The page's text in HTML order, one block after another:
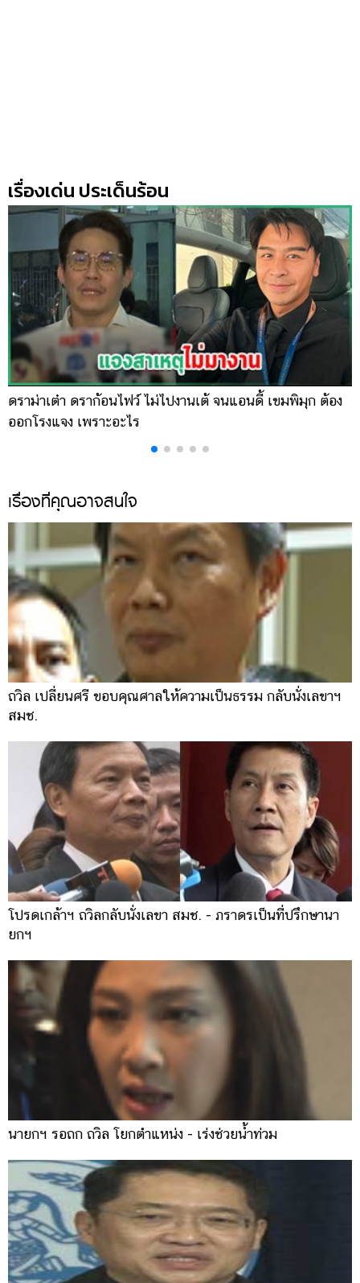
เรื่องเด่น ประเด็นร้อน
ดราม่าเต๋า ดราก้อนไฟว์ ไม่ไปงานเต้ จนแอนดี้ เขมพิมุก ต้อง
ออกโรงแจง เพราะอะไร
เรื่องที่คุณอาจสนใจ
ถวิล เปลี่ยนศรี ขอบคุณศาลให้ความเป็นธรรม กลับนั่งเลขาฯ
สมช.
โปรดเกล้าฯ ถวิลกลับนั่งเลขา สมช. - ภราดรเป็นที่ปรึกษานา
ยกฯ
นายกฯ รอถก ถวิล โยกตำแหน่ง - เร่งช่วยน้ำท่วม